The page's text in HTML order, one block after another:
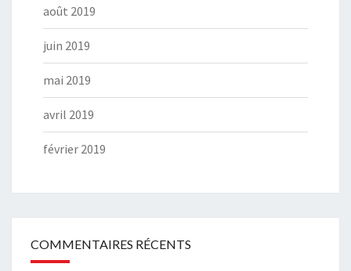
août 2019
juin 2019
mai 2019
avril 2019
février 2019
COMMENTAIRES RÉCENTS